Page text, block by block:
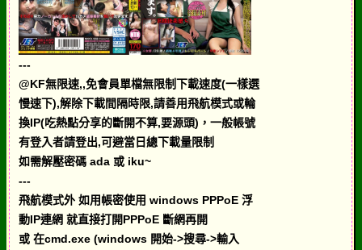
---
@KF無限速,,免會員單檔無限制下載速度(一樣選
慢速下),解除下載間隔時限,請善用飛航模式或輪
換IP(吃熱點分享的斷開不算,要源頭)，一般帳號
有登入者請登出,可避當日總下載量限制
如需解壓密碼 ada 或 iku~
---
飛航模式外 如用帳密使用 windows PPPoE 浮
動IP連網 就直接打開PPPoE 斷網再開
或 在cmd.exe (windows 開始->搜尋->輸入